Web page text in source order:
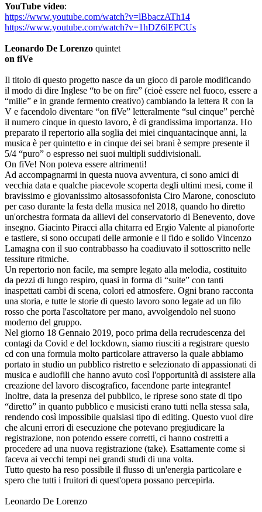
YouTube video:
https://www.youtube.com/watch?v=lBbaczATh14
https://www.youtube.com/watch?v=1hDZ6lEPCUs
Leonardo De Lorenzo quintet
on fiVe
Il titolo di questo progetto nasce da un gioco di parole modificando
il modo di dire Inglese “to be on fire” (cioè essere nel fuoco, essere a
“mille” e in grande fermento creativo) cambiando la lettera R con la
V e facendolo diventare “on fiVe” letteralmente “sul cinque” perchè
il numero cinque in questo lavoro, è di grandissima importanza. Ho
preparato il repertorio alla soglia dei miei cinquantacinque anni, la
musica è per quintetto e in cinque dei sei brani è sempre presente il
5/4 “puro” o espresso nei suoi multipli suddivisionali.
On fiVe! Non poteva essere altrimenti!
Ad accompagnarmi in questa nuova avventura, ci sono amici di
vecchia data e qualche piacevole scoperta degli ultimi mesi, come il
bravissimo e giovanissimo altosassofonista Ciro Marone, conosciuto
per caso durante la festa della musica nel 2018, quando ho diretto
un'orchestra formata da allievi del conservatorio di Benevento, dove
insegno. Giacinto Piracci alla chitarra ed Ergio Valente al pianoforte
e tastiere, si sono occupati delle armonie e il fido e solido Vincenzo
Lamagna con il suo contrabbasso ha coadiuvato il sottoscritto nelle
tessiture ritmiche.
Un repertorio non facile, ma sempre legato alla melodia, costituito
da pezzi di lungo respiro, quasi in forma di “suite” con tanti
inaspettati cambi di scena, colori ed atmosfere. Ogni brano racconta
una storia, e tutte le storie di questo lavoro sono legate ad un filo
rosso che porta l'ascoltatore per mano, avvolgendolo nel suono
moderno del gruppo.
Nel giorno 18 Gennaio 2019, poco prima della recrudescenza dei
contagi da Covid e del lockdown, siamo riusciti a registrare questo
cd con una formula molto particolare attraverso la quale abbiamo
portato in studio un pubblico ristretto e selezionato di appassionati di
musica e audiofili che hanno avuto così l'opportunità di assistere alla
creazione del lavoro discografico, facendone parte integrante!
Inoltre, data la presenza del pubblico, le riprese sono state di tipo
“diretto” in quanto pubblico e musicisti erano tutti nella stessa sala,
rendendo così impossibile qualsiasi tipo di editing. Questo vuol dire
che alcuni errori di esecuzione che potevano pregiudicare la
registrazione, non potendo essere corretti, ci hanno costretti a
procedere ad una nuova registrazione (take). Esattamente come si
faceva ai vecchi tempi nei grandi studi di una volta.
Tutto questo ha reso possibile il flusso di un'energia particolare e
spero che tutti i fruitori di quest'opera possano percepirla.
Leonardo De Lorenzo